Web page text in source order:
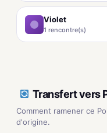
Violet
1 rencontre(s)
Transfert vers
Comment ramener ce
d'origine.